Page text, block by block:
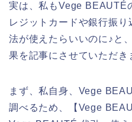
実は、私もVege BEAUTÉ
レジットカードや銀行振
法が使えたらいいのに♪と
果を記事にさせていただき
まず、私自身、Vege
調べるため、【Vege